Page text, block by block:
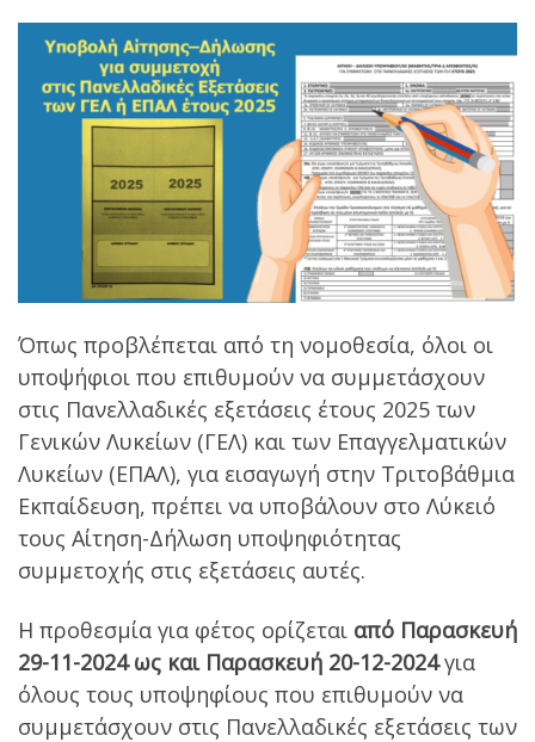
Όπως προβλέπεται από τη νομοθεσία, όλοι οι
υποψήφιοι που επιθυμούν να συμμετάσχουν
στις Πανελλαδικές εξετάσεις έτους 2025 των
Γενικών Λυκείων (ΓΕΛ) και των Επαγγελματικών
Λυκείων (ΕΠΑΛ), για εισαγωγή στην Τριτοβάθμια
Εκπαίδευση, πρέπει να υποβάλουν στο Λύκειό
τους Αίτηση-Δήλωση υποψηφιότητας
συμμετοχής στις εξετάσεις αυτές.
Η προθεσμία για φέτος ορίζεται από Παρασκευή
29-11-2024 ως και Παρασκευή 20-12-2024για
όλους τους υποψηφίους που επιθυμούν να
συμμετάσχουν στις Πανελλαδικές εξετάσεις των